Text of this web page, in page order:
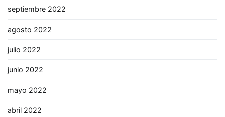
septiembre 2022
agosto 2022
julio 2022
junio 2022
mayo 2022
abril 2022